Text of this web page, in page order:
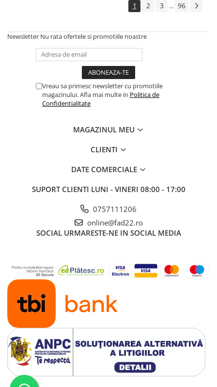
Benzi adezive
Tencuieli decorative si vopsele
Vopsele speciale si spray vopsea
Unelte si accesorii pentru zidarie si
Placi ondulate si accesorii
Prize, intrerupatoare si stechere
Banda izolatoare
Cablu si tubulatura
Corpuri si surse de iluminat
Becuri si tuburi LED
Curte si gradina
Garduri metalice
Plasa gard
Stalpi gard
Panouri gard
1 2 3 ... 96
Newsletter Nu rata ofertele si promotiile noastre
Vreau sa primesc newsletter cu promotiile
magazinului. Afla mai multe in Politica de
Confidentialitate
MAGAZINUL MEU
CLIENTI
DATE COMERCIALE
SUPORT CLIENTI LUNI - VINERI 08:00 - 17:00
0757111206
online@fad22.ro
SOCIAL URMARESTE-NE IN SOCIAL MEDIA